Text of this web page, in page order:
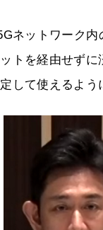
ネットワーク
トを経由せず
して使えるよう